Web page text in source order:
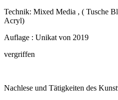
Technik: Mixed Media , ( Tusche
Acryl)
Auflage : Unikat von 2019
vergriffen
Nachlese und Tätigkeiten des